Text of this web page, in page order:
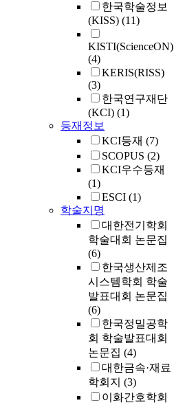
한국학술정보
(KISS) (11)
KISTI(ScienceON)
(4)
KERIS(RISS)
(3)
한국연구재단
(KCI) (1)
등재정보
KCI등재 (7)
SCOPUS (2)
KCI우수등재
(1)
ESCI (1)
학술지명
대한전기학회
학술대회 논문집
(6)
한국생산제조
시스템학회 학술
발표대회 논문집
(6)
한국정밀공학
회 학술발표대회
논문집 (4)
대한금속·재료
학회지 (3)
이화간호학회